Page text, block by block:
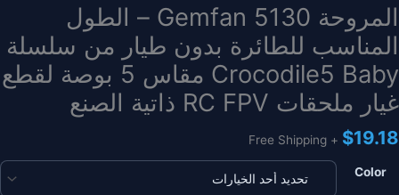
المروحة Gemfan 5130 – الطول
المناسب للطائرة بدون طيار من سلسلة
Crocodile5 Baby مقاس 5 بوصة لقطع
غيار ملحقات RC FPV ذاتية الصنع
$19.18
+ Free Shipping
Color